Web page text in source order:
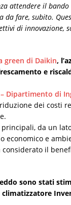
attendere il
da fare, subito.
di innovazione,
green di Daikin,
e
Dipartimento di
dei costi
da un
economico e
considerato il
sono stati